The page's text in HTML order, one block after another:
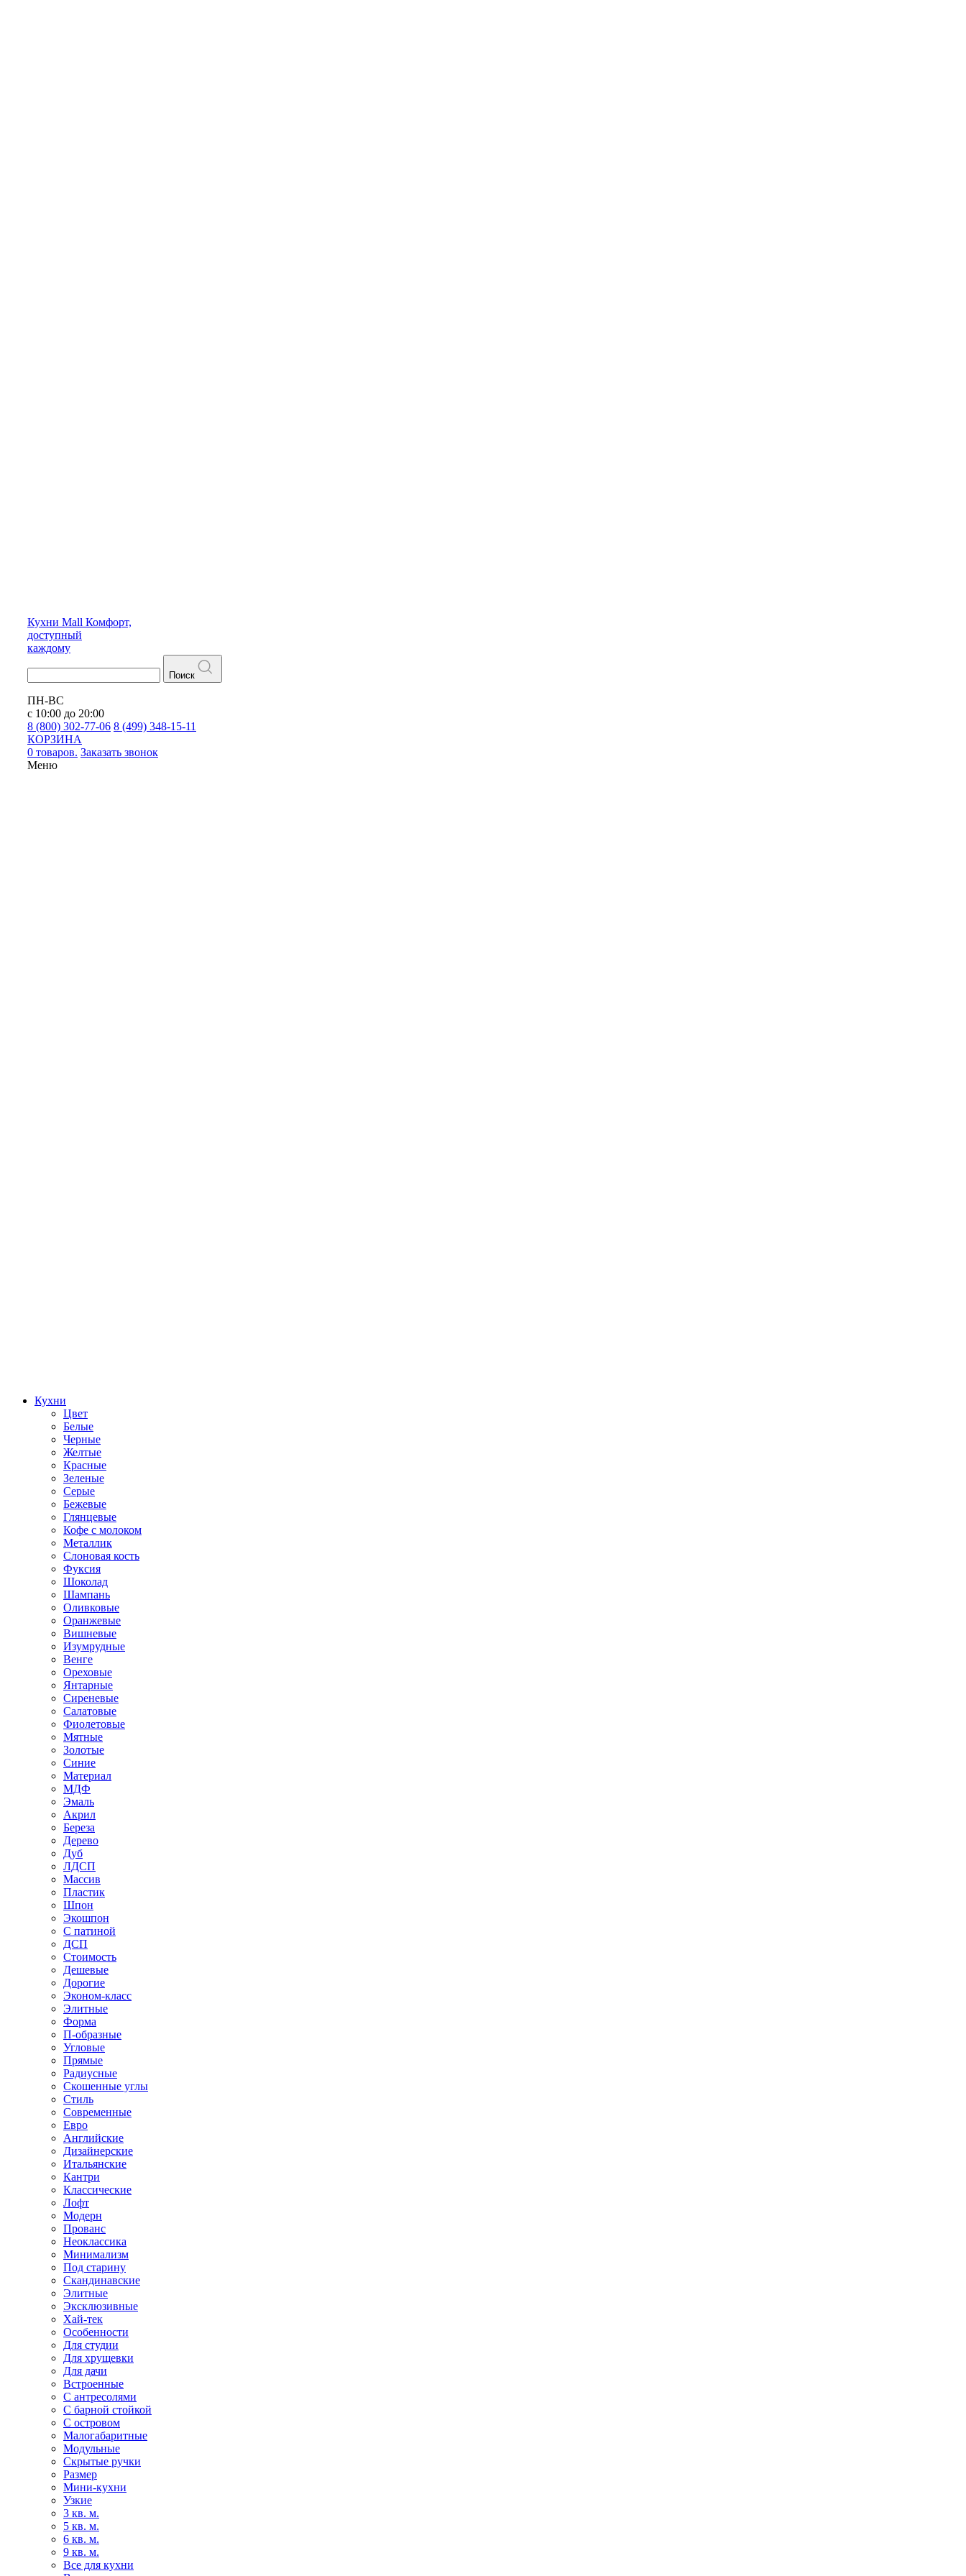
Кухни Mall Комфорт,
доступный
каждому
Поиск
ПН-ВС
с 10:00 до 20:00
8 (800) 302-77-06 8 (499) 348-15-11
КОРЗИНА
0 товаров. Заказать звонок
Меню
Кухни
Цвет
Белые
Черные
Желтые
Красные
Зеленые
Серые
Бежевые
Глянцевые
Кофе с молоком
Металлик
Слоновая кость
Фуксия
Шоколад
Шампань
Оливковые
Оранжевые
Вишневые
Изумрудные
Венге
Ореховые
Янтарные
Сиреневые
Салатовые
Фиолетовые
Мятные
Золотые
Синие
Материал
МДФ
Эмаль
Акрил
Береза
Дерево
Дуб
ЛДСП
Массив
Пластик
Шпон
Экошпон
С патиной
ДСП
Стоимость
Дешевые
Дорогие
Эконом-класс
Элитные
Форма
П-образные
Угловые
Прямые
Радиусные
Скошенные углы
Стиль
Современные
Евро
Английские
Дизайнерские
Итальянские
Кантри
Классические
Лофт
Модерн
Прованс
Неоклассика
Минимализм
Под старину
Скандинавские
Элитные
Эксклюзивные
Хай-тек
Особенности
Для студии
Для хрущевки
Для дачи
Встроенные
С антресолями
С барной стойкой
С островом
Малогабаритные
Модульные
Скрытые ручки
Размер
Мини-кухни
Узкие
3 кв. м.
5 кв. м.
6 кв. м.
9 кв. м.
Все для кухни